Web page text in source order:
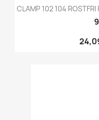
CLAMP 102 104 ROSTFRI